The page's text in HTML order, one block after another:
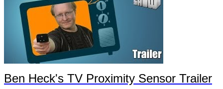
Ben Heck's TV Proximity Sensor Trailer